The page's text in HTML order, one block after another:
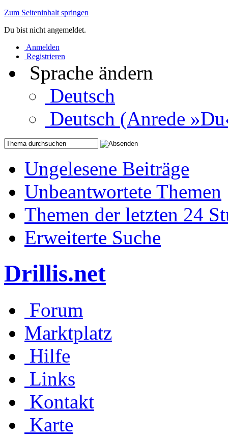
Zum Seiteninhalt springen
Du bist nicht angemeldet.
Anmelden
Registrieren
Sprache ändern
Deutsch
Deutsch (Anrede
Ungelesene Beiträge
Unbeantwortete Themen
Themen der letzten 24
Erweiterte Suche
Drillis.net
Forum
Marktplatz
Hilfe
Links
Kontakt
Karte